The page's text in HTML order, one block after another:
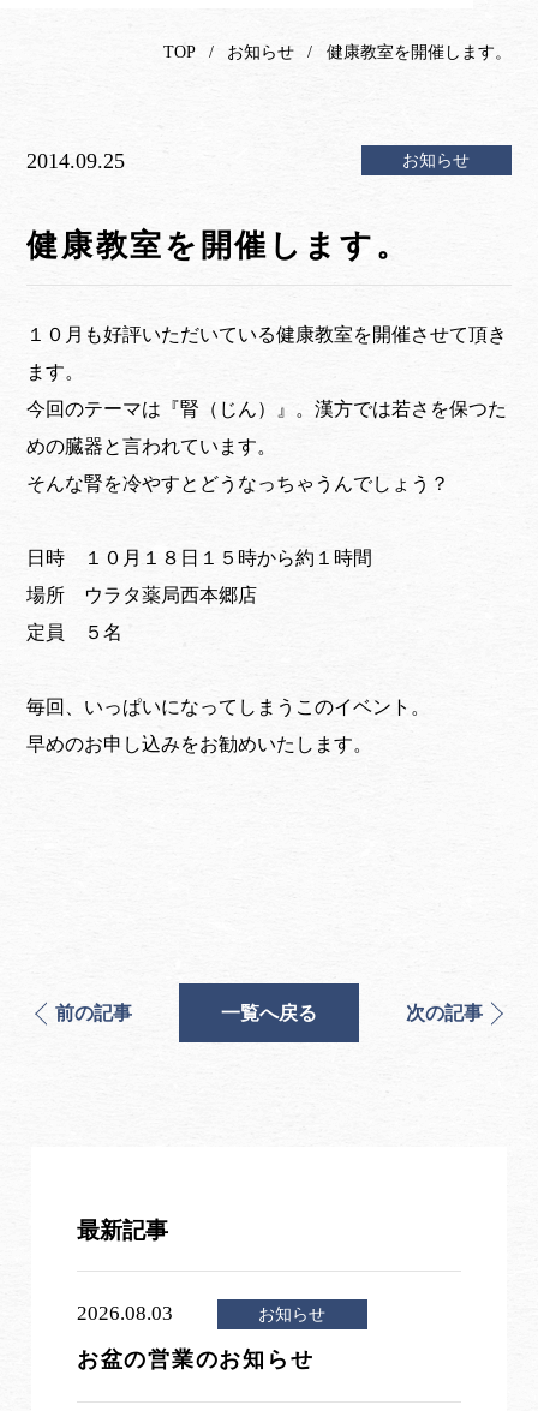
TOP お知らせ 健康教室を開催します。
2014.09.25 お知らせ
健康教室を開催します。
１０月も好評いただいている健康教室を開催させて頂き
ます。
今回のテーマは『腎（じん）』。漢方では若さを保つた
めの臓器と言われています。
そんな腎を冷やすとどうなっちゃうんでしょう？
日時 １０月１８日１５時から約１時間
場所 ウラタ薬局西本郷店
定員 ５名
毎回、いっぱいになってしまうこのイベント。
早めのお申し込みをお勧めいたします。
前の記事 一覧へ戻る 次の記事
最新記事
2026.08.03 お知らせ
お盆の営業のお知らせ